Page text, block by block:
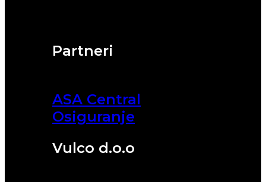
Partneri
ASA Central
Osiguranje
Vulco d.o.o